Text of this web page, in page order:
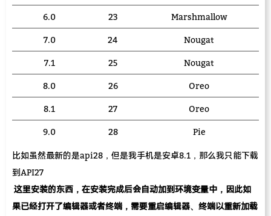
6.0 23 Marshmallow
7.0 24 Nougat
7.1 25 Nougat
8.0 26 Oreo
8.1 27 Oreo
9.0 28 Pie
比如虽然最新的是api28，但是我手机是安卓8.1，那么我只能下载
到API27
这里安装的东西，在安装完成后会自动加到环境变量中，因此如
果已经打开了编辑器或者终端，需要重启编辑器、终端以重新加载